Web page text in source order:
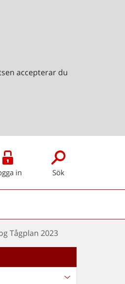
accepterar du
in Sök
Tågplan 2023